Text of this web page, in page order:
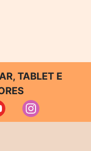
TABLET E